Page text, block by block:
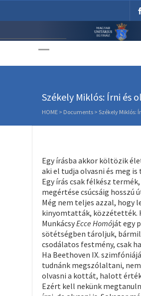
Unitárius
Székely Miklós: Írni és
HOME > Documents > Székely Miklós:
Egy írásba akkor költözik
aki el tudja olvasni és meg is
Egy írás csak félkész
megértése csúcsáig hosszú
Még nem teljes azzal, hogy
kinyomtatták, közzétették.
MunkácsyEcce Homóját egy
sötétségben tároljuk,
csodálatos festmény, csak
Ha Beethoven IX.
tudnánk megszólaltani,
olvasni a kottát, halott
Ezért kell nekünk